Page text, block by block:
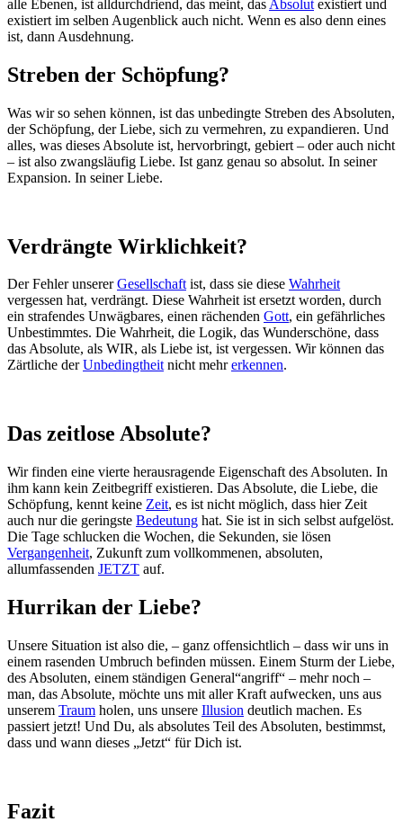
alle Ebenen, ist alldurchdriend, das meint, das Absolut existiert und
existiert im selben Augenblick auch nicht. Wenn es also denn eines
ist, dann Ausdehnung.
Streben der Schöpfung?
Was wir so sehen können, ist das unbedingte Streben des Absoluten,
der Schöpfung, der Liebe, sich zu vermehren, zu expandieren. Und
alles, was dieses Absolute ist, hervorbringt, gebiert – oder auch nicht
– ist also zwangsläufig Liebe. Ist ganz genau so absolut. In seiner
Expansion. In seiner Liebe.
Verdrängte Wirklichkeit?
Der Fehler unsererGesellschaftist, dass sie diese Wahrheit
vergessen hat, verdrängt. Diese Wahrheit ist ersetzt worden, durch
ein strafendes Unwägbares, einen rächenden Gott, ein gefährliches
Unbestimmtes. Die Wahrheit, die Logik, das Wunderschöne, dass
das Absolute, als WIR, als Liebe ist, ist vergessen. Wir können das
Zärtliche derUnbedingtheitnicht mehrerkennen.
Das zeitlose Absolute?
Wir finden eine vierte herausragende Eigenschaft des Absoluten. In
ihm kann kein Zeitbegriff existieren. Das Absolute, die Liebe, die
Schöpfung, kennt keine Zeit, es ist nicht möglich, dass hier Zeit
auch nur die geringste Bedeutung hat. Sie ist in sich selbst aufgelöst.
Die Tage schlucken die Wochen, die Sekunden, sie lösen
Vergangenheit, Zukunft zum vollkommenen, absoluten,
allumfassenden JETZT auf.
Hurrikan der Liebe?
Unsere Situation ist also die, – ganz offensichtlich – dass wir uns in
einem rasenden Umbruch befinden müssen. Einem Sturm der Liebe,
des Absoluten, einem ständigen General“angriff“ – mehr noch –
man, das Absolute, möchte uns mit aller Kraft aufwecken, uns aus
unserem Traum holen, uns unsere Illusion deutlich machen. Es
passiert jetzt! Und Du, als absolutes Teil des Absoluten, bestimmst,
dass und wann dieses „Jetzt“ für Dich ist.
Fazit